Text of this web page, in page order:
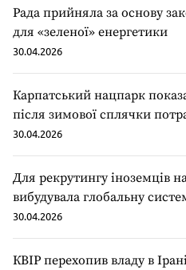
Рада прийняла за основу
для «зеленої» енергетики
30.04.2026
Карпатський нацпарк
після зимової сплячки
30.04.2026
Для рекрутингу іноземців
вибудувала глобальну
30.04.2026
КВІР перехопив владу в